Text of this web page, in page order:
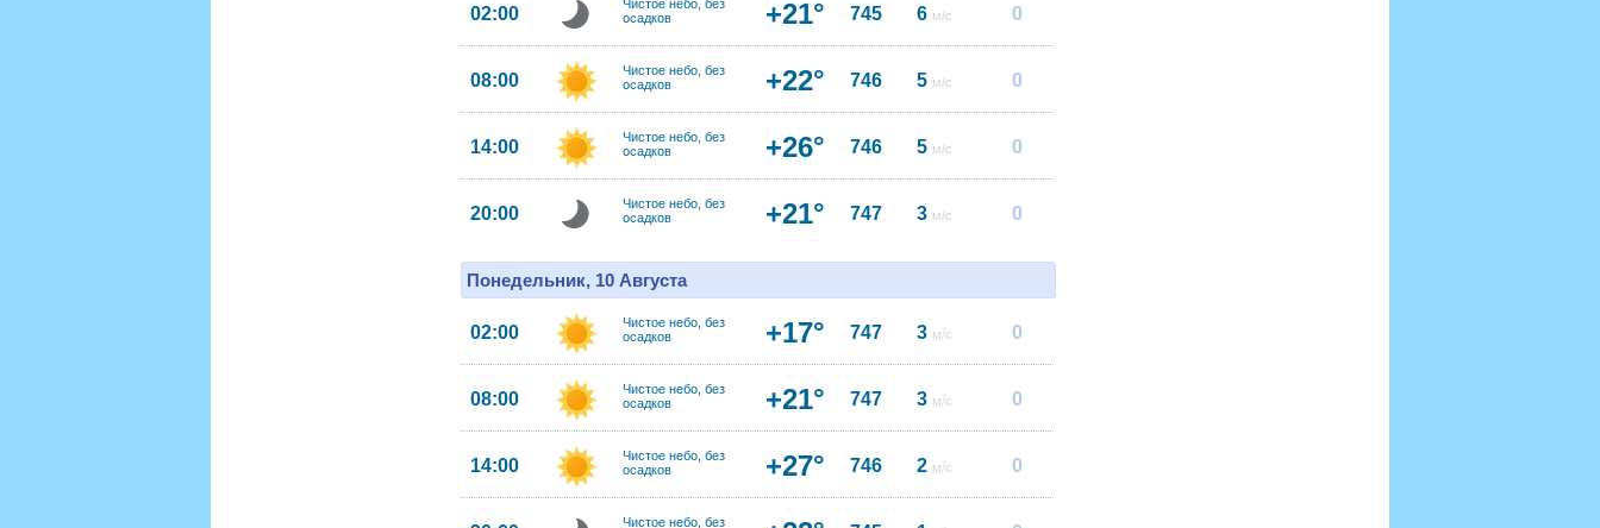
02:00
Чистое небо, без
осадков
+21° 745 6 м/с 0
08:00
Чистое небо, без
осадков
+22° 746 5 м/с 0
14:00
Чистое небо, без
осадков
+26° 746 5 м/с 0
20:00
Чистое небо, без
осадков
+21° 747 3 м/с 0
Понедельник, 10 Августа
02:00
Чистое небо, без
осадков
+17° 747 3 м/с 0
08:00
Чистое небо, без
осадков
+21° 747 3 м/с 0
14:00
Чистое небо, без
осадков
+27° 746 2 м/с 0
Чистое небо, без